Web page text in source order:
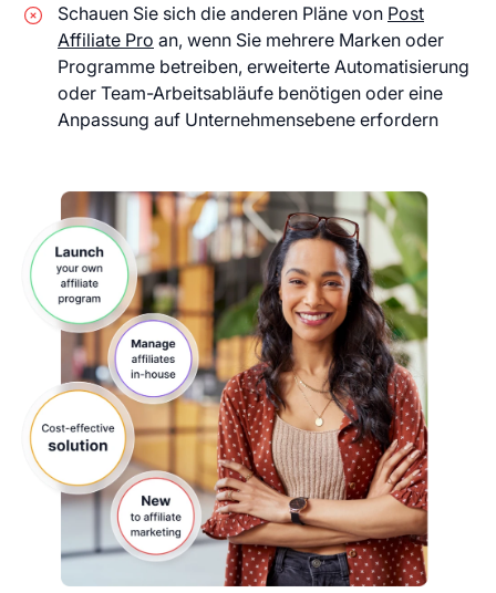
Schauen Sie sich die anderen Pläne von Post
Affiliate Pro an, wenn Sie mehrere Marken oder
Programme betreiben, erweiterte Automatisierung
oder Team-Arbeitsabläufe benötigen oder eine
Anpassung auf Unternehmensebene erfordern